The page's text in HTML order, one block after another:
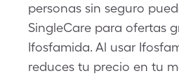
personas sin seguro
SingleCare para ofertas
Ifosfamida. Al usar
reduces tu precio en tu